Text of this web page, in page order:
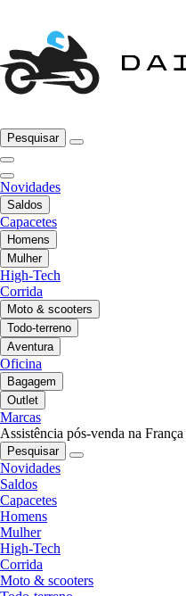
Pesquisar
Novidades
Saldos
Capacetes
Homens
Mulher
High-Tech
Corrida
Moto & scooters
Todo-terreno
Aventura
Oficina
Bagagem
Outlet
Marcas
Assistência pós-venda na França
Pesquisar
Novidades
Saldos
Capacetes
Homens
Mulher
High-Tech
Corrida
Moto & scooters